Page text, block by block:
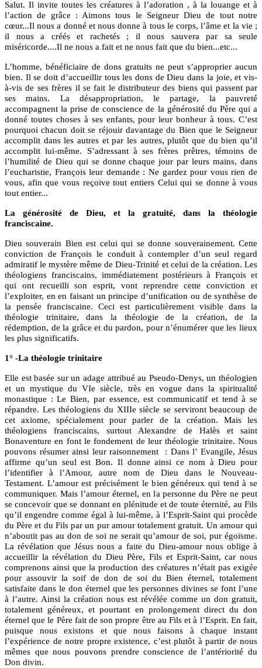
Salut. Il invite toutes les créatures à l’adoration , à la louange et à
l’action de grâce : Aimons tous le Seigneur Dieu de tout notre
cœur...Il nous a donné et nous donne à tous le corps, l’âme et la vie ;
il nous a créés et rachetés ; il nous sauvera par sa seule
miséricorde....Il ne nous a fait et ne nous fait que du bien...etc...
L’homme, bénéficiaire de dons gratuits ne peut s’approprier aucun
bien. Il se doit d’accueillir tous les dons de Dieu dans la joie, et vis-
à-vis de ses frères il se fait le distributeur des biens qui passent par
ses mains. La désappropriation, le partage, la pauvreté
accompagnent la prise de conscience de la générosité du Père qui a
donné toutes choses à ses enfants, pour leur bonheur à tous. C’est
pourquoi chacun doit se réjouir davantage du Bien que le Seigneur
accomplit dans les autres et par les autres, plutôt que du bien qu’il
accomplit lui-même. S’adressant à ses frères prêtres, témoins de
l’humilité de Dieu qui se donne chaque jour par leurs mains, dans
l’eucharistie, François leur demande : Ne gardez pour vous rien de
vous, afin que vous reçoive tout entiers Celui qui se donne à vous
tout entier...
La générosité de Dieu, et la gratuité, dans la théologie
franciscaine.
Dieu souverain Bien est celui qui se donne souverainement. Cette
conviction de François le conduit à contempler d’un seul regard
admiratif le mystère même de Dieu-Trinité et celui de la création. Les
théologiens franciscains, immédiatement postérieurs à François et
qui ont recueilli son esprit, vont reprendre cette conviction et
l’exploiter, en en faisant un principe d’unification ou de synthèse de
la pensée franciscaine. Ceci est particulièrement visible dans la
théologie trinitaire, dans la théologie de la création, de la
rédemption, de la grâce et du pardon, pour n’énumérer que les lieux
les plus significatifs.
1° -La théologie trinitaire
Elle est basée sur un adage attribué au Pseudo-Denys, un théologien
et un mystique du VIe siècle, très en vogue dans la spiritualité
monastique : Le Bien, par essence, est communicatif et tend à se
répandre. Les théologiens du XIIIe siècle se serviront beaucoup de
cet axiome, spécialement pour parler de la création. Mais les
théologiens franciscains, surtout Alexandre de Halès et saint
Bonaventure en font le fondement de leur théologie trinitaire. Nous
pouvons résumer ainsi leur raisonnement : Dans l’ Evangile, Jésus
affirme qu’un seul est Bon. Il donne ainsi ce nom à Dieu pour
l’identifier à l’Amour, autre nom de Dieu dans le Nouveau-
Testament. L’amour est précisément le bien généreux qui tend à se
communiquer. Mais l’amour éternel, en la personne du Père ne peut
se concevoir que se donnant en plénitude et de toute éternité, au Fils
qu’il engendre comme égal à lui-même, à l’Esprit-Saint qui procède
du Père et du Fils par un pur amour totalement gratuit. Un amour qui
n’aboutit pas au don de soi ne serait qu’amour de soi, pur égoïsme.
La révélation que Jésus nous a faite du Dieu-amour nous oblige à
accueillir la révélation du Dieu Père, Fils et Esprit-Saint, car nous
comprenons ainsi que la production des créatures n’était pas exigée
pour assouvir la soif de don de soi du Bien éternel, totalement
satisfaite dans le don éternel que les personnes divines se font l’une
à l’autre. Ainsi la création nous est révélée comme un don gratuit,
totalement généreux, et pourtant en prolongement direct du don
éternel que le Père fait de son propre être au Fils et à l’Esprit. En fait,
puisque nous existons et que nous faisons à chaque instant
l’expérience de notre propre existence, c’est plutôt à partir de nous
mêmes que nous pouvons prendre conscience de l’antériorité du
Don divin.